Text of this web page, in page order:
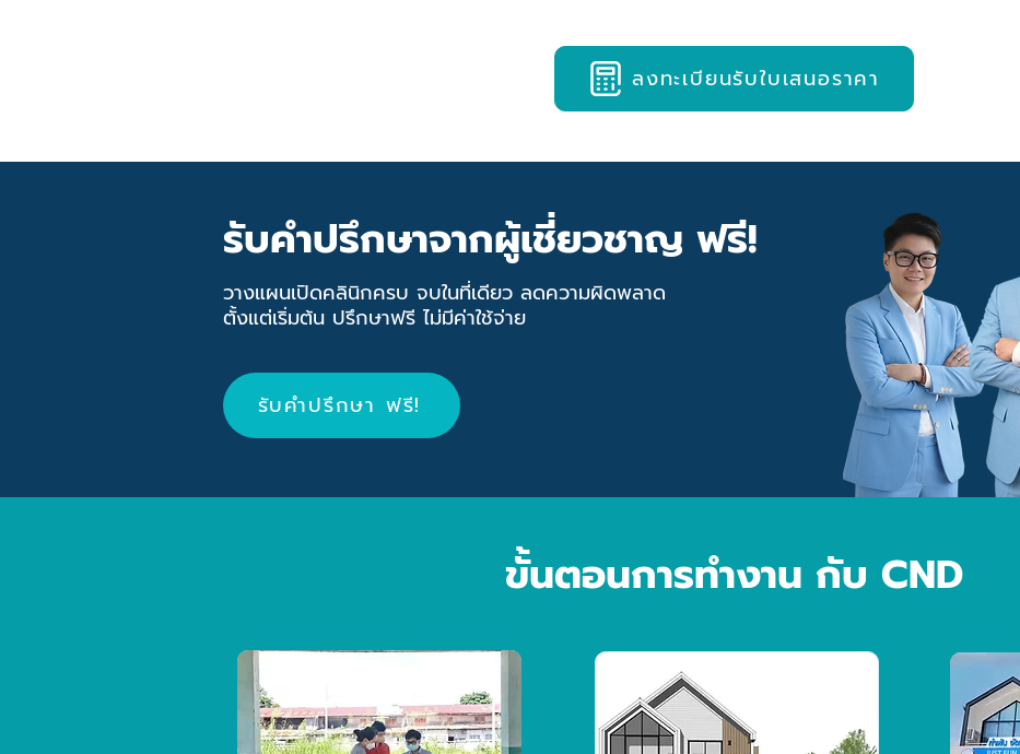
ลงทะเบียนรับใบเสนอราคา
รับคำปรึกษาจากผู้เชี่ยวชาญ ฟรี!
วางแผนเปิดคลินิกครบ จบในที่เดียว ลดความผิดพลาด
ตั้งแต่เริ่มต้น ปรึกษาฟรี ไม่มีค่าใช้จ่าย
รับคำปรึกษา ฟรี!
ขั้นตอนการทำงาน กับ CND